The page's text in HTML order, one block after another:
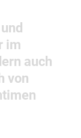
im
auch
von